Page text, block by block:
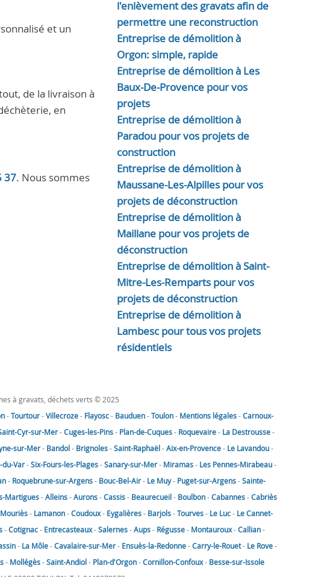
et un
de la livraison à
en
37. Nous sommes
l'enlèvement des gravats afin de
permettre une reconstruction
Entreprise de démolition à
Orgon: simple, rapide
Entreprise de démolition à Les
Baux-De-Provence pour vos
projets
Entreprise de démolition à
Paradou pour vos projets de
construction
Entreprise de démolition à
Maussane-Les-Alpilles pour vos
projets de déconstruction
Entreprise de démolition à
Maillane pour vos projets de
déconstruction
Entreprise de démolition à Saint-
Mitre-Les-Remparts pour vos
projets de déconstruction
Entreprise de démolition à
Lambesc pour tous vos projets
résidentiels
à gravats, déchets verts © 2025
-Tourtour-Villecroze- Flayosc- Bauduen-Toulon- Mentions légales-Carnoux-
Cyr-sur-Mer-Cuges-les-Pins- Plan-de-Cuques- Roquevaire- La Destrousse-
sur-Mer- Bandol- Brignoles-Saint-Raphaël-Aix-en-Provence- Le Lavandou-
du-Var-Six-Fours-les-Plages-Sanary-sur-Mer- Miramas- Les Pennes-Mirabeau-
- Roquebrune-sur-Argens- Bouc-Bel-Air- Le Muy- Puget-sur-Argens-Sainte-
Martigues-Alleins-Aurons-Cassis- Beaurecueil- Boulbon-Cabannes-Cabriès
Mouriès- Lamanon-Coudoux- Eygalières- Barjols-Tourves- Le Luc- Le Cannet-
-Cotignac- Entrecasteaux-Salernes-Aups- Régusse- Montauroux-Callian-
- La Môle-Cavalaire-sur-Mer- Ensuès-la-Redonne-Carry-le-Rouet- Le Rove-
- Mollégès-Saint-Andiol- Plan-d'Orgon-Cornillon-Confoux- Besse-sur-Issole